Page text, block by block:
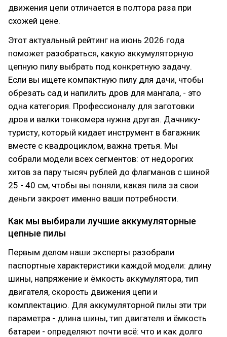
движения цепи отличается в полтора раза при
схожей цене.
Этот актуальный рейтинг на июнь 2026 года
поможет разобраться, какую аккумуляторную
цепную пилу выбрать под конкретную задачу.
Если вы ищете компактную пилу для дачи, чтобы
обрезать сад и напилить дров для мангала, - это
одна категория. Профессионалу для заготовки
дров и валки тонкомера нужна другая. Дачнику-
туристу, который кидает инструмент в багажник
вместе с квадроциклом, важна третья. Мы
собрали модели всех сегментов: от недорогих
хитов за пару тысяч рублей до флагманов с шиной
25 - 40 см, чтобы вы поняли, какая пила за свои
деньги закроет именно ваши потребности.
Как мы выбирали лучшие аккумуляторные
цепные пилы
Первым делом наши эксперты разобрали
паспортные характеристики каждой модели: длину
шины, напряжение и ёмкость аккумулятора, тип
двигателя, скорость движения цепи и
комплектацию. Для аккумуляторной пилы эти три
параметра - длина шины, тип двигателя и ёмкость
батареи - определяют почти всё: что и как долго